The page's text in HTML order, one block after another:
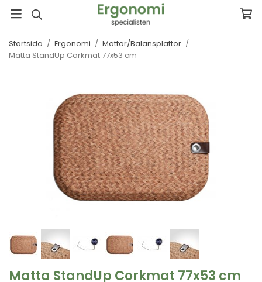
Startsida / Ergonomi / Mattor/Balansplattor /
Matta StandUp Corkmat 77x53 cm
Matta StandUp Corkmat 77x53 cm